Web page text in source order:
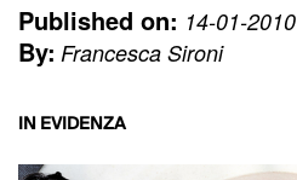
Published on: 14-01-2010
By: Francesca Sironi
IN EVIDENZA